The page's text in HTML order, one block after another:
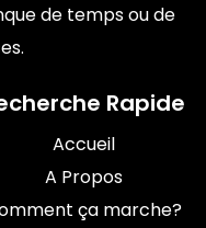
de temps ou de
Rapide
Accueil
A Propos
ça marche?